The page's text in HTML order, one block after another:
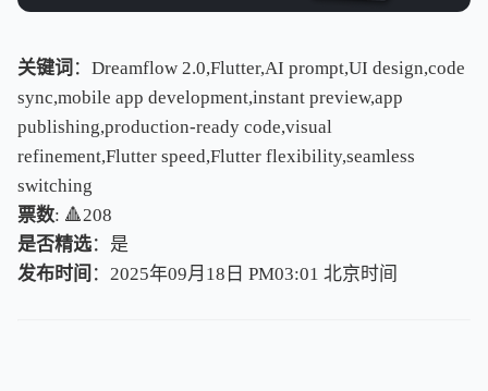
关键词 ：Dreamflow 2.0,Flutter,AI prompt,UI design,code
sync,mobile app development,instant preview,app
publishing,production-ready code,visual
refinement,Flutter speed,Flutter flexibility,seamless
switching
票数: 🔺208
是否精选：是
发布时间 ：2025年09月18日 PM03:01 北京时间
北京时间